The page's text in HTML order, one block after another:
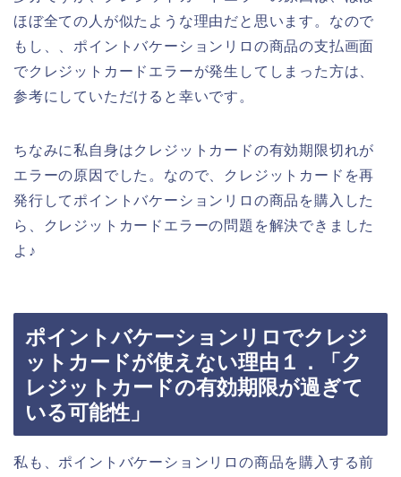
ほぼ全ての人が似たような理由だと思います。なので
もし、、ポイントバケーションリロの商品の支払画面
でクレジットカードエラーが発生してしまった方は、
参考にしていただけると幸いです。
ちなみに私自身はクレジットカードの有効期限切れが
エラーの原因でした。なので、クレジットカードを再
発行してポイントバケーションリロの商品を購入した
ら、クレジットカードエラーの問題を解決できました
よ♪
ポイントバケーションリロでクレジ
ットカードが使えない理由１．「ク
レジットカードの有効期限が過ぎて
いる可能性」
私も、ポイントバケーションリロの商品を購入する前